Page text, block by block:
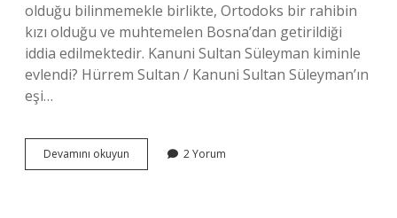
olduğu bilinmemekle birlikte, Ortodoks bir rahibin
kızı olduğu ve muhtemelen Bosna’dan getirildiği
iddia edilmektedir. Kanuni Sultan Süleyman kiminle
evlendi? Hürrem Sultan / Kanuni Sultan Süleyman’ın
eşi…
Devamını okuyun
Sultan
2 Yorum